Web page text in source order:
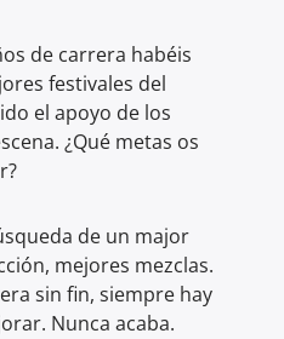
de carrera habéis
festivales del
el apoyo de los
¿Qué metas os
de un major
mejores mezclas.
sin fin, siempre hay
Nunca acaba.